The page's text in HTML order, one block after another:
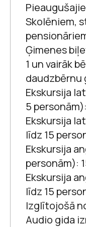
Krišjāņa
Dainu
pēdām
22 apr 2026
Krišjāņa Barona
Skolēniem,
Ģimenes
1 un vairāk
daudzbērnu
Ekskursija
5
Ekskursija
līdz 15
Ekskursija
personām):
Ekskursija
līdz 15
Izglītojošā
Audio gida